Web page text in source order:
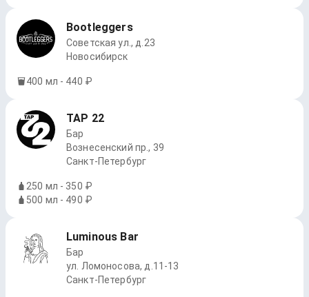
Bootleggers
Советская ул., д.23
Новосибирск
400 мл - 440 ₽
TAP 22
Бар
Вознесенский пр., 39
Санкт-Петербург
250 мл - 350 ₽
500 мл - 490 ₽
Luminous Bar
Бар
ул. Ломоносова, д.11-13
Санкт-Петербург